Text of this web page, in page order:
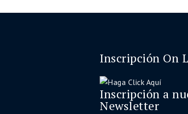
Inscripción On
Inscripción a
Newsletter